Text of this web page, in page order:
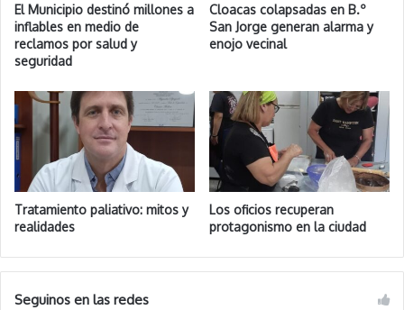
El Municipio destinó millones a
inflables en medio de
reclamos por salud y
seguridad
Cloacas colapsadas en B.º
San Jorge generan alarma y
enojo vecinal
Tratamiento paliativo: mitos y
realidades
Los oficios recuperan
protagonismo en la ciudad
Seguinos en las redes